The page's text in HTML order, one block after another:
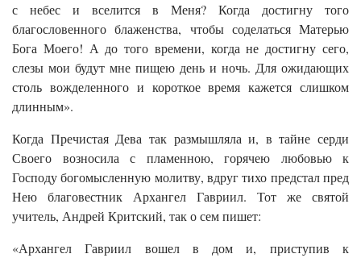
с небес и вселится в Меня? Когда достигну того
благословенного блаженства, чтобы соделаться Матерью
Бога Моего! А до того времени, когда не достигну сего,
слезы мои будут мне пищею день и ночь. Для ожидающих
столь вожделенного и короткое время кажется слишком
длинным».
Когда Пречистая Дева так размышляла и, в тайне серди
Своего возносила с пламенною, горячею любовью к
Господу богомысленную молитву, вдруг тихо предстал пред
Нею благовестник Архангел Гавриил. Тот же святой
учитель, Андрей Критский, так о сем пишет:
«Архангел Гавриил вошел в дом и, приступив к